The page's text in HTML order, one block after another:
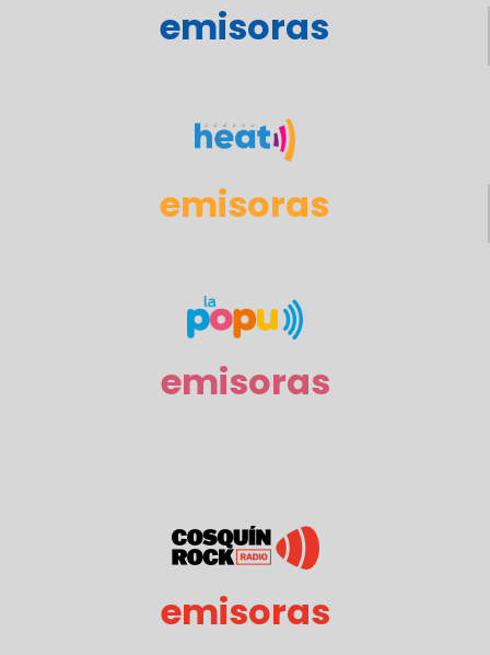
emisoras
emisoras
emisoras
emisoras